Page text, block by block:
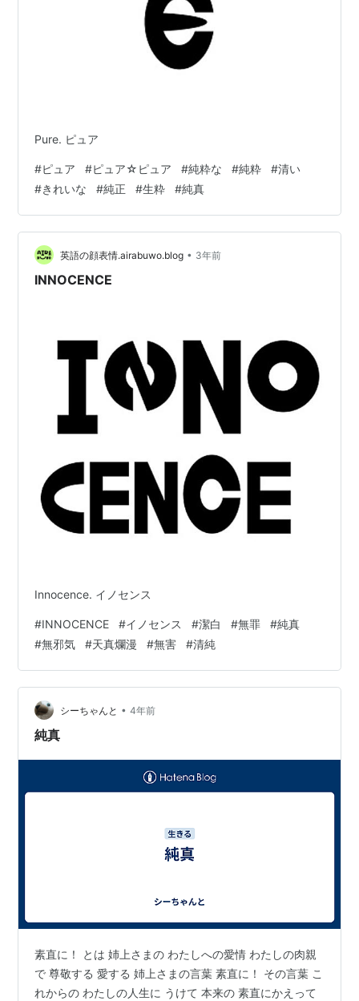
Pure. ピュア
#ピュア #ピュア☆ピュア #純粋な #純粋 #清い
#きれいな #純正 #生粋 #純真
英語の顔表情.airabuwo.blog • 3年前
INNOCENCE
Innocence. イノセンス
#INNOCENCE #イノセンス #潔白 #無罪 #純真
#無邪気 #天真爛漫 #無害 #清純
シーちゃんと • 4年前
純真
素直に！ とは 姉上さまの わたしへの愛情 わたしの肉親
で 尊敬する 愛する 姉上さまの言葉 素直に！ その言葉 こ
れからの わたしの人生に うけて 本来の 素直にかえって